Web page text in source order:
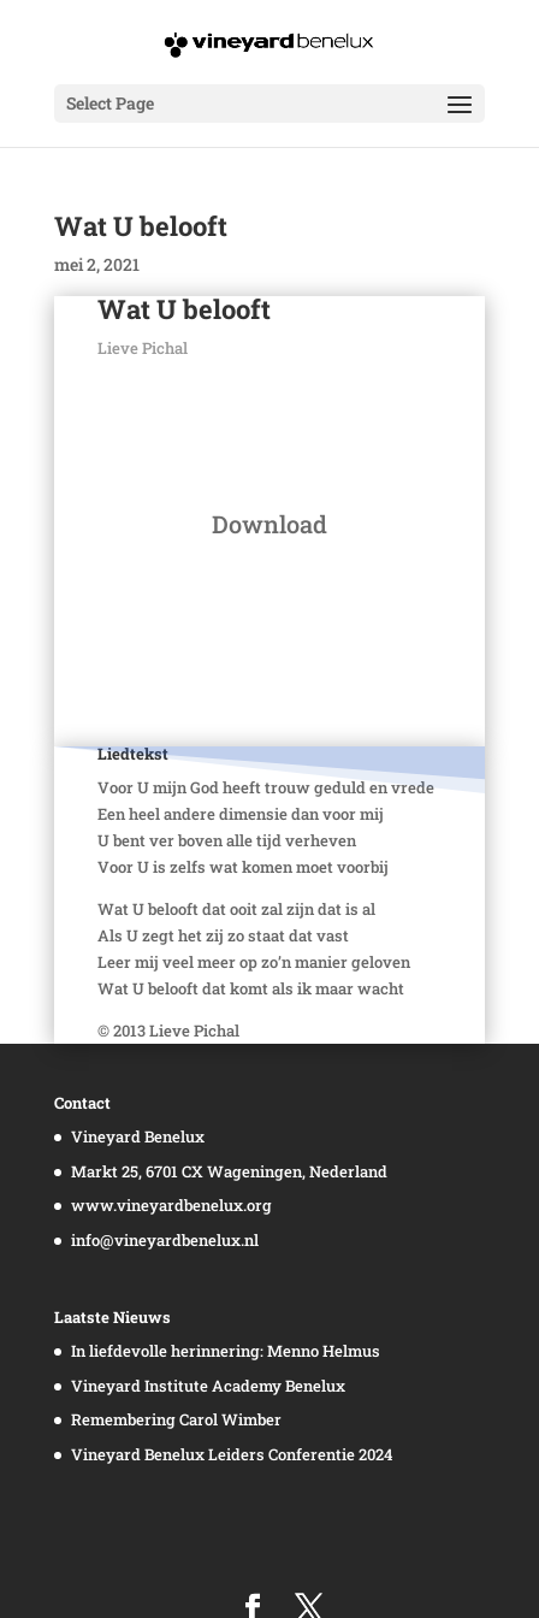
Select Page
Wat U belooft
mei 2, 2021
Wat U belooft
Lieve Pichal
Download
Liedtekst
Voor U mijn God heeft trouw geduld en vrede
Een heel andere dimensie dan voor mij
U bent ver boven alle tijd verheven
Voor U is zelfs wat komen moet voorbij
Wat U belooft dat ooit zal zijn dat is al
Als U zegt het zij zo staat dat vast
Leer mij veel meer op zo’n manier geloven
Wat U belooft dat komt als ik maar wacht
© 2013 Lieve Pichal
Contact
Vineyard Benelux
Markt 25, 6701 CX Wageningen, Nederland
www.vineyardbenelux.org
info@vineyardbenelux.nl
Laatste Nieuws
In liefdevolle herinnering: Menno Helmus
Vineyard Institute Academy Benelux
Remembering Carol Wimber
Vineyard Benelux Leiders Conferentie 2024